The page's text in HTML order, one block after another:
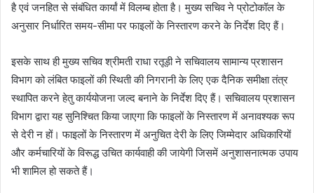
है एवं जनहित से संबंधित कार्यां में विलम्ब होता है। मुख्य सचिव ने प्रोटोकॉल के
अनुसार निर्धारित समय-सीमा पर फाइलों के निस्तारण करने के निर्देश दिए हैं।
इसके साथ ही मुख्य सचिव श्रीमती राधा रतूड़ी ने सचिवालय सामान्य प्रशासन
विभाग को लंबित फाइलों की स्थिती की निगरानी के लिए एक दैनिक समीक्षा तंत्र
स्थापित करने हेतु कार्ययोजना जल्द बनाने के निर्देश दिए हैं। सचिवालय प्रशासन
विभाग द्वारा यह सुनिश्चित किया जाएगा कि फाइलों के निस्तारण में अनावश्यक रूप
से देरी न हों। फाइलों के निस्तारण में अनुचित देरी के लिए जिम्मेदार अधिकारियों
और कर्मचारियों के विरूद्ध उचित कार्यवाही की जायेगी जिसमें अनुशासनात्मक उपाय
भी शामिल हो सकते हैं।